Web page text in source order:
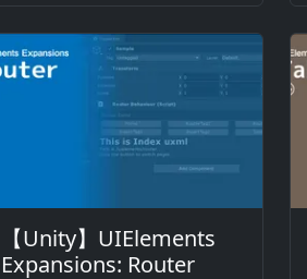
【Unity】UIElements
Expansions: Router